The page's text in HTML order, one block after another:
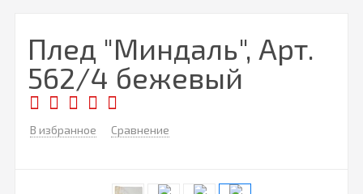
Плед "Миндаль", Арт.
562/4 бежевый
В избранное Сравнение